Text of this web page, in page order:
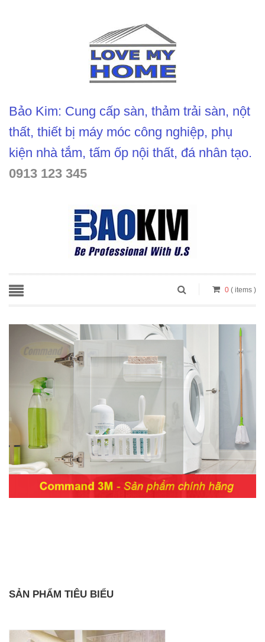
Bảo Kim: Cung cấp sàn, thảm trải sàn, nột
thất, thiết bị máy móc công nghiệp, phụ
kiện nhà tắm, tấm ốp nội thất, đá nhân tạo.
0913 123 345
0 ( items )
SẢN PHẨM TIÊU BIỂU